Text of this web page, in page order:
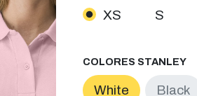
XS S
COLORES STANLEY
White Black